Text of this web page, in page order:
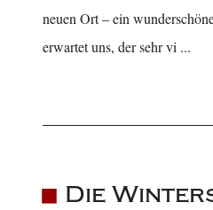
neuen Ort – ein
erwartet uns, der sehr vi ...
Die